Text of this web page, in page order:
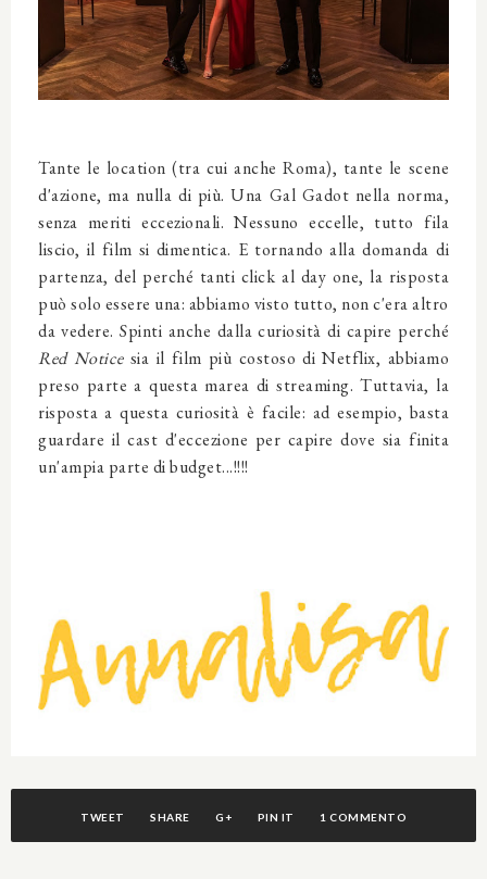
Tante le location (tra cui anche Roma), tante le scene
d'azione, ma nulla di più. Una Gal Gadot nella norma,
senza meriti eccezionali. Nessuno eccelle, tutto fila
liscio, il film si dimentica. E tornando alla domanda di
partenza, del perché tanti click al day one, la risposta
può solo essere una: abbiamo visto tutto, non c'era altro
da vedere. Spinti anche dalla curiosità di capire perché
Red Noticesia il film più costoso di Netflix, abbiamo
preso parte a questa marea di streaming. Tuttavia, la
risposta a questa curiosità è facile: ad esempio, basta
guardare il cast d'eccezione per capire dove sia finita
un'ampia parte di budget...!!!!
TWEET SHARE G+ PIN IT 1 COMMENTO